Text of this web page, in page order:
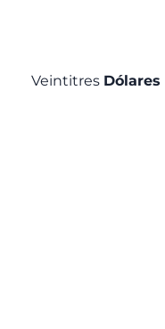
Veintitres Dólares